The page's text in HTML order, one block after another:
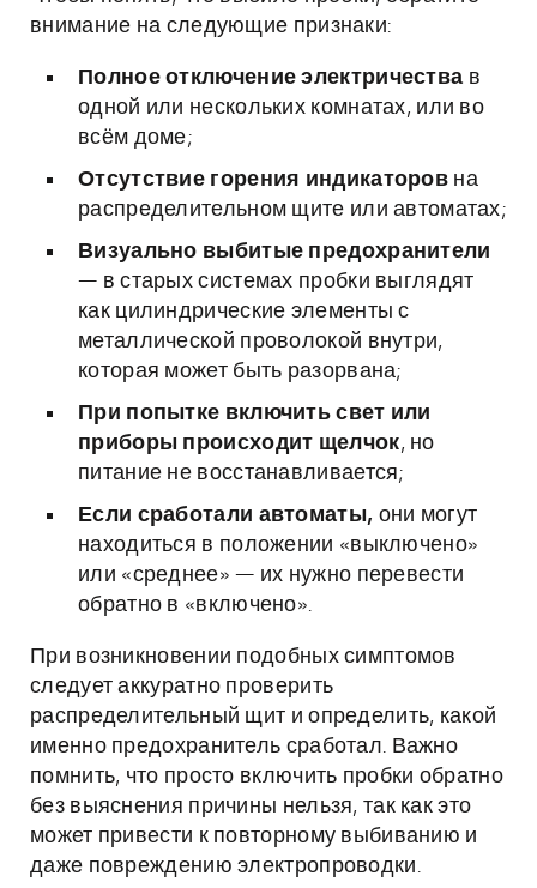
внимание на следующие признаки:
Полное отключение электричества в
одной или нескольких комнатах, или во
всём доме;
Отсутствие горения индикаторов на
распределительном щите или автоматах;
Визуально выбитые предохранители
— в старых системах пробки выглядят
как цилиндрические элементы с
металлической проволокой внутри,
которая может быть разорвана;
При попытке включить свет или
приборы происходит щелчок, но
питание не восстанавливается;
Если сработали автоматы, они могут
находиться в положении «выключено»
или «среднее» — их нужно перевести
обратно в «включено».
При возникновении подобных симптомов
следует аккуратно проверить
распределительный щит и определить, какой
именно предохранитель сработал. Важно
помнить, что просто включить пробки обратно
без выяснения причины нельзя, так как это
может привести к повторному выбиванию и
даже повреждению электропроводки.